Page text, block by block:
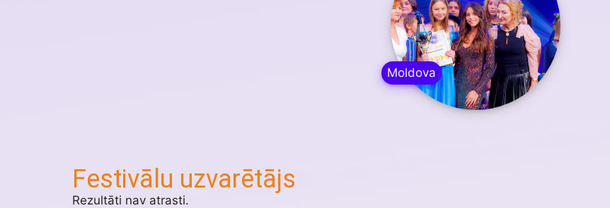
Moldova
Festivālu uzvarētājs
Rezultāti nav atrasti.